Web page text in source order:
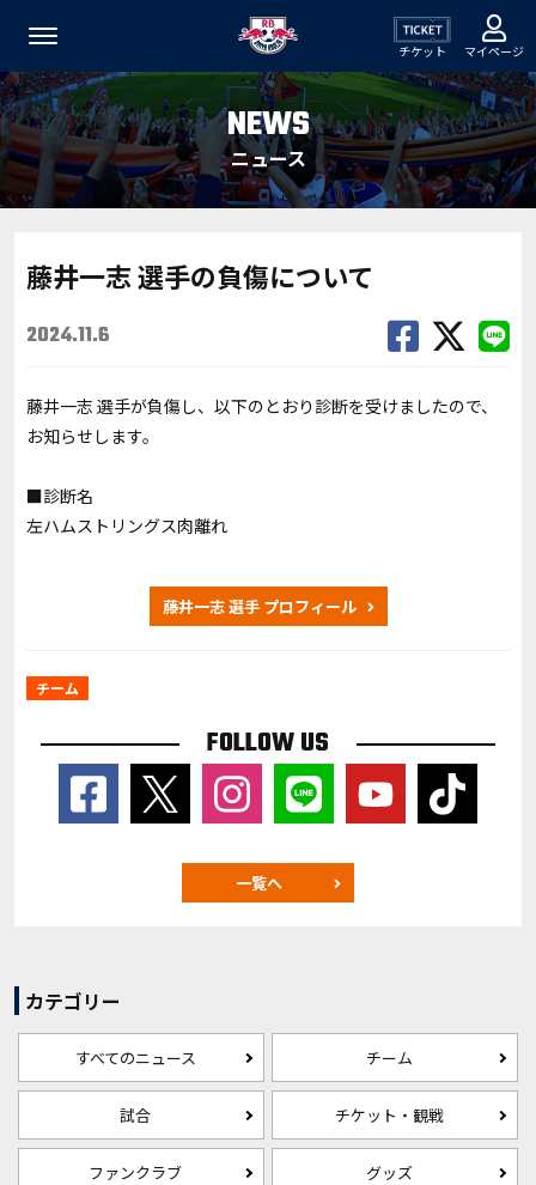
チケット マイページ
NEWS
ニュース
藤井一志 選手の負傷について
2024.11.6
藤井一志 選手が負傷し、以下のとおり診断を受けましたので、
お知らせします。
■診断名
左ハムストリングス肉離れ
藤井一志 選手 プロフィール
チーム
FOLLOW US
一覧へ
カテゴリー
すべてのニュース チーム
試合 チケット・観戦
ファンクラブ グッズ